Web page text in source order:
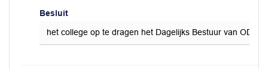
Besluit
het college op te dragen het Dagelijks Bestuur van